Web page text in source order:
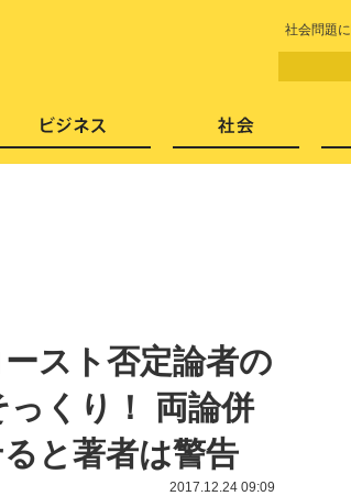
社会問題
スト否定論者の
くり！ 両論併
と著者は警告
2017.12.24 09:09
エンタメ スキャンダル